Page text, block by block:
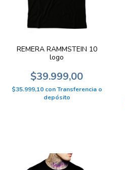
REMERA RAMMSTEIN 10
logo
$39.999,00
$35.999,10 con Transferencia o
depósito